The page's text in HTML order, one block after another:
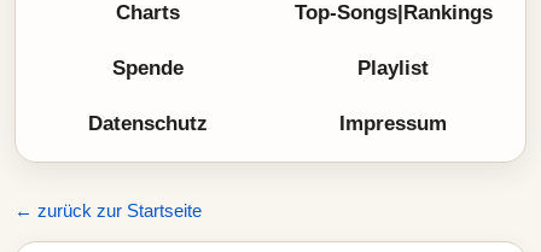
Charts Top-Songs|Rankings
Spende Playlist
Datenschutz Impressum
← zurück zur Startseite